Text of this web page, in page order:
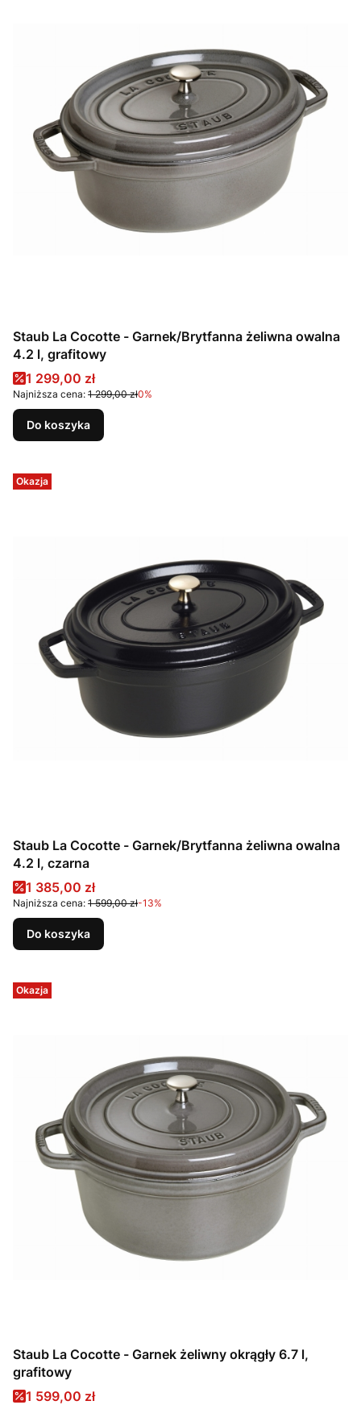
Staub La Cocotte - Garnek/Brytfanna żeliwna owalna
4.2 l, grafitowy
Cena promocyjna
1 299,00 zł
Najniższa cena: 1 299,00 zł0%
Do koszyka
Okazja
Staub La Cocotte - Garnek/Brytfanna żeliwna owalna
4.2 l, czarna
Cena promocyjna
1 385,00 zł
Najniższa cena: 1 599,00 zł-13%
Do koszyka
Okazja
Staub La Cocotte - Garnek żeliwny okrągły 6.7 l,
grafitowy
Cena promocyjna
1 599,00 zł